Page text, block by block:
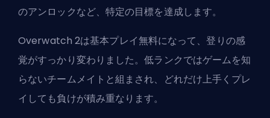
のアンロックなど、特定の目標を達成します。
Overwatch 2は基本プレイ無料になって、登りの感
覚がすっかり変わりました。低ランクではゲームを知
らないチームメイトと組まされ、どれだけ上手くプレ
イしても負けが積み重なります。